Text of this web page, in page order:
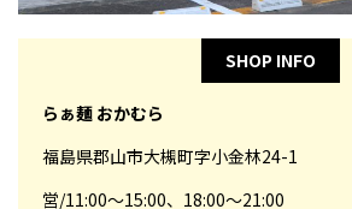
SHOP INFO
らぁ麺 おかむら
福島県郡山市大槻町字小金林24-1
営/11:00～15:00、18:00～21:00